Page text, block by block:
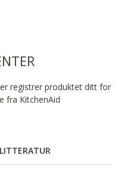
registrer produktet ditt for
fra KitchenAid